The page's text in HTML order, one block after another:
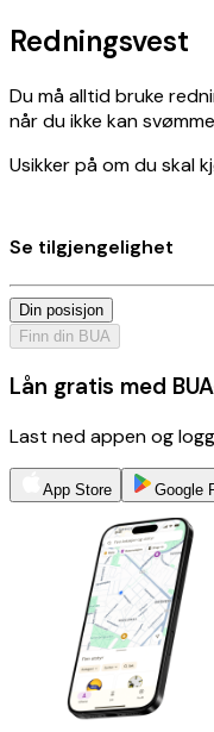
Redningsvest
Du må alltid bruke
når du ikke kan
Usikker på om du skal
Se tilgjengelighet
Din posisjon
Finn din BUA
Lån gratis med
Last ned appen og
App Store Google